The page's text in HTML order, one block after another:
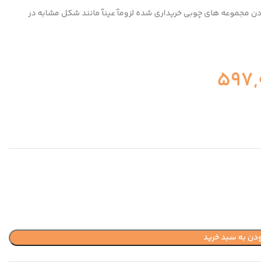
مجموعه های چوبی خریداری شده لزومآ عینآ مانند شکل مشابه در
به سبد خرید